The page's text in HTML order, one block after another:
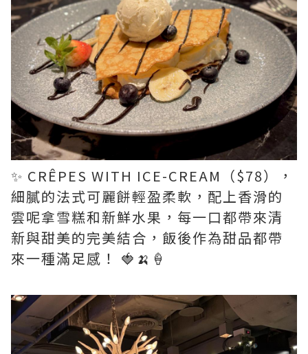
✨ CRÊPES WITH ICE-CREAM（$78），
細膩的法式可麗餅輕盈柔軟，配上香滑的
雲呢拿雪糕和新鮮水果，每一口都帶來清
新與甜美的完美結合，飯後作為甜品都帶
來一種滿足感！ 🍓🍌🍦